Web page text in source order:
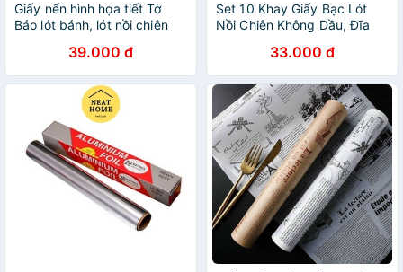
Giấy nến hình họa tiết Tờ
Báo lót bánh, lót nồi chiên
giấy bạc hình giấy báo
39.000 đ
Set 10 Khay Giấy Bạc Lót
Nồi Chiên Không Dầu, Đĩa
33.000 đ